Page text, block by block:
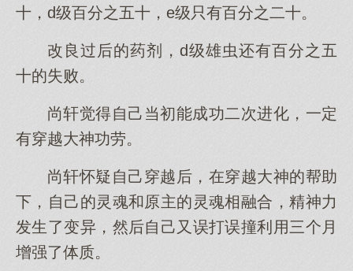
十，d级百分之五十，e级只有百分之二十。
改良过后的药剂，d级雄虫还有百分之五
十的失败。
尚轩觉得自己当初能成功二次进化，一定
有穿越大神功劳。
尚轩怀疑自己穿越后，在穿越大神的帮助
下，自己的灵魂和原主的灵魂相融合，精神力
发生了变异，然后自己又误打误撞利用三个月
增强了体质。